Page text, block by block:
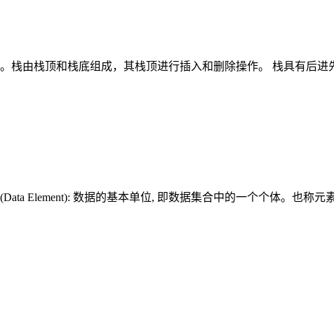
由栈顶和栈底组成，其栈顶进行插入和删除操作。 栈具有后进
Element): 数据的基本单位, 即数据集合中的一个个体。也称元